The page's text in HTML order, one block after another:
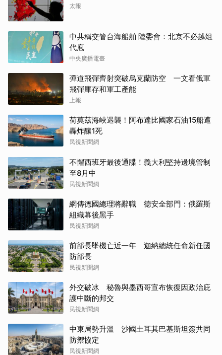
太報
中共稱交管台海船舶 陸委會：北京不必越俎
代庖
中央廣播電臺
彈道飛彈齊射突破烏克蘭防空 一文看俄軍
飛彈庫存和軍工產能
上報
荷莫茲海峽遇襲！阿布達比國家石油15船遭
轟炸釀1死
民視新聞網
不懼西班牙最後通牒！義大利堅持邊境管制
至8月中
民視新聞網
網傳德國總理將辭職 德安全部門：俄羅斯
組織幕後黑手
民視新聞網
前部長墜機亡近一年 迦納總統任命新任國
防部長
民視新聞網
外交破冰 秘魯與墨西哥宣布恢復因政治庇
護中斷的邦交
民視新聞網
中東局勢升溫 沙國土耳其巴基斯坦簽共同
防禦協定
民視新聞網